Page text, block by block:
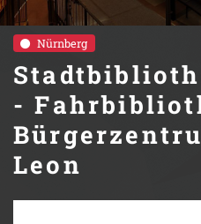
Nürnberg
-
Leon